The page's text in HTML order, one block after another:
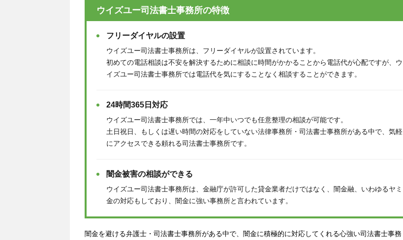
ウイズユー司法書士事務所の特徴
フリーダイヤルの設置
ウイズユー司法書士事務所は、フリーダイヤルが設置されています。
初めての電話相談は不安を解決するために相談に時間がかかることから電話代が心配ですが、ウ
イズユー司法書士事務所では電話代を気にすることなく相談することができます。
24時間365日対応
ウイズユー司法書士事務所では、一年中いつでも任意整理の相談が可能です。
土日祝日、もしくは遅い時間の対応をしていない法律事務所・司法書士事務所がある中で、気軽
にアクセスできる頼れる司法書士事務所です。
闇金被害の相談ができる
ウイズユー司法書士事務所は、金融庁が許可した貸金業者だけではなく、闇金融、いわゆるヤミ
金の対応もしており、闇金に強い事務所と言われています。
闇金を避ける弁護士・司法書士事務所がある中で、闇金に積極的に対応してくれる心強い司法書士事務